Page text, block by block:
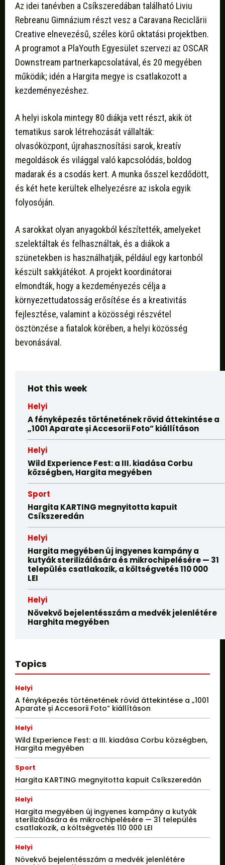
Az idei tanévben a Csíkszeredában található Liviu
Rebreanu Gimnázium részt vesz a Caravana Reciclării
Creative elnevezésű, széles körű oktatási projektben.
A programot a PlaYouth Egyesület szervezi az OSCAR
Downstream partnerkapcsolatával, és 20 megyében
működik; idén a Hargita megye is csatlakozott a
kezdeményezéshez.
A helyi iskola mintegy 80 diákja vett részt, akik öt
tematikus sarok létrehozását vállalták:
olvasóközpont, újrahasznosítási sarok, kreatív
megoldások és világgal való kapcsolódás, boldog
madarak és a csodás kert. A munka ősszel kezdődött,
és két hete kerültek elhelyezésre az iskola egyik
folyosóján.
A sarokkat olyan anyagokból készítették, amelyeket
szelektáltak és felhasználtak, és a diákok a
szünetekben is használhatják, például egy kartonból
készült sakkjátékot. A projekt koordinátorai
elmondták, hogy a kezdeményezés célja a
környezettudatosság erősítése és a kreativitás
fejlesztése, valamint a közösségi részvétel
ösztönzése a fiatalok körében, a helyi közösség
bevonásával.
Hot this week
Helyi
A fényképezés történetének rövid áttekintése a
„1001 Aparate și Accesorii Foto” kiállításon
Helyi
Wild Experience Fest: a III. kiadása Corbu
községben, Hargita megyében
Sport
Hargita KARTING megnyitotta kapuit
Csíkszeredán
Helyi
Hargita megyében új ingyenes kampány a
kutyák sterilizálására és mikrochipelésére — 31
település csatlakozik, a költségvetés 110 000
LEI
Helyi
Növekvő bejelentésszám a medvék jelenlétére
Harghita megyében
Topics
Helyi
A fényképezés történetének rövid áttekintése a „1001
Aparate și Accesorii Foto” kiállításon
Helyi
Wild Experience Fest: a III. kiadása Corbu községben,
Hargita megyében
Sport
Hargita KARTING megnyitotta kapuit Csíkszeredán
Helyi
Hargita megyében új ingyenes kampány a kutyák
sterilizálására és mikrochipelésére — 31 település
csatlakozik, a költségvetés 110 000 LEI
Helyi
Növekvő bejelentésszám a medvék jelenlétére